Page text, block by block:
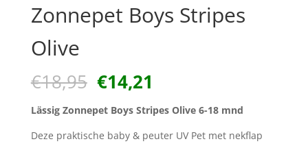
Zonnepet Boys Stripes
Olive
€18,95 Oorspronkelijke
prijs
was:
€18,95.
€14,21
is:
€14,21.
Lässig Zonnepet Boys Stripes Olive 6-18 mnd
Deze praktische baby & peuter UV Pet met nekflap